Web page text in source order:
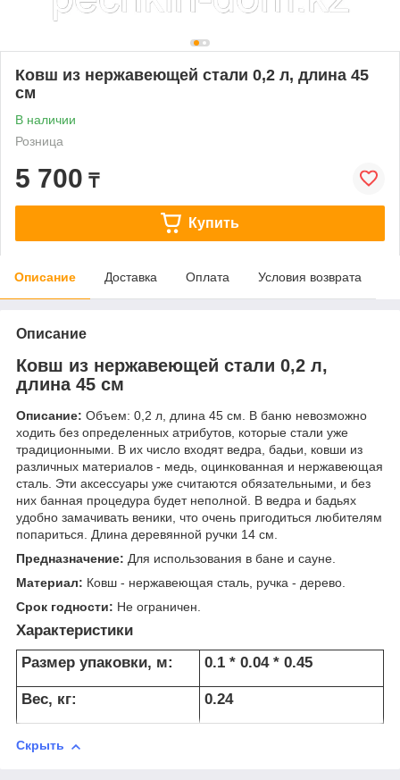
Ковш из нержавеющей стали 0,2 л, длина 45
см
В наличии
Розница
5 700 ₸
Купить
Описание Доставка Оплата Условия возврата
Описание
Ковш из нержавеющей стали 0,2 л,
длина 45 см
Описание: Объем: 0,2 л, длина 45 см. В баню невозможно
ходить без определенных атрибутов, которые стали уже
традиционными. В их число входят ведра, бадьи, ковши из
различных материалов - медь, оцинкованная и нержавеющая
сталь. Эти аксессуары уже считаются обязательными, и без
них банная процедура будет неполной. В ведра и бадьях
удобно замачивать веники, что очень пригодиться любителям
попариться. Длина деревянной ручки 14 см.
Предназначение: Для использования в бане и сауне.
Материал: Ковш - нержавеющая сталь, ручка - дерево.
Срок годности: Не ограничен.
Характеристики
Размер упаковки, м:
0.1 * 0.04 * 0.45
Вес, кг: 0.24
Скрыть